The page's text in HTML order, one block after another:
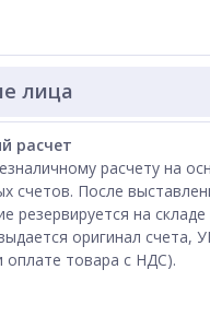
лица
расчет
расчету на
счетов. После
резервируется на складе
оригинал счета,
оплате товара с НДС).